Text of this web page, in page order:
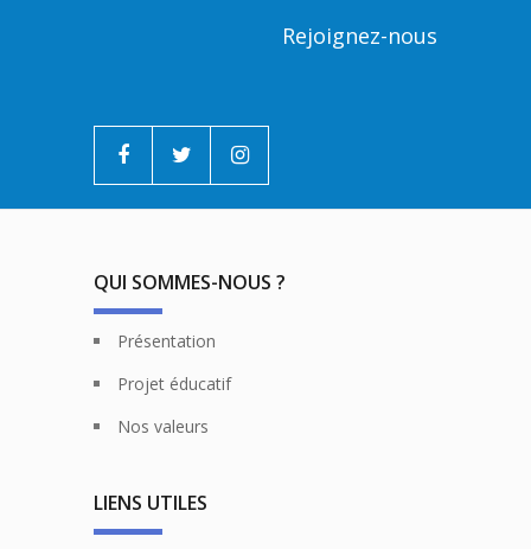
Rejoignez-nous
QUI SOMMES-NOUS ?
Présentation
Projet éducatif
Nos valeurs
LIENS UTILES